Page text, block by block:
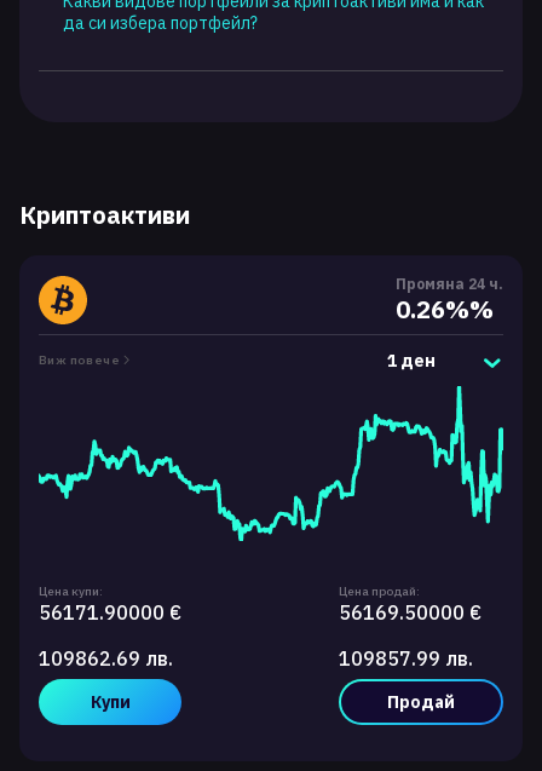
да си избера портфейл?
Криптоактиви
Промяна 24 ч.
0.26%%
Виж повече 1 ден
Цена купи:
56171.90000 €
109862.69 лв.
Купи
Цена продай:
56169.50000 €
109857.99 лв.
Продай